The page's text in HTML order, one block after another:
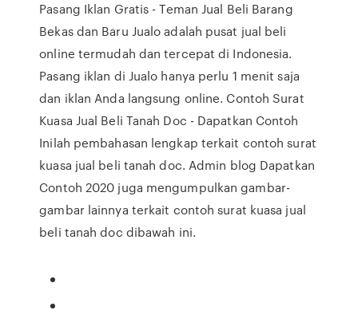
Pasang Iklan Gratis - Teman Jual Beli Barang
Bekas dan Baru Jualo adalah pusat jual beli
online termudah dan tercepat di Indonesia.
Pasang iklan di Jualo hanya perlu 1 menit saja
dan iklan Anda langsung online. Contoh Surat
Kuasa Jual Beli Tanah Doc - Dapatkan Contoh
Inilah pembahasan lengkap terkait contoh surat
kuasa jual beli tanah doc. Admin blog Dapatkan
Contoh 2020 juga mengumpulkan gambar-
gambar lainnya terkait contoh surat kuasa jual
beli tanah doc dibawah ini.